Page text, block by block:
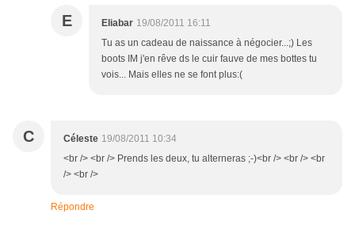
E Eliabar 19/08/2011 16:11
Tu as un cadeau de naissance à négocier...;) Les
boots IM j'en rêve ds le cuir fauve de mes bottes tu
vois... Mais elles ne se font plus:(
C Céleste 19/08/2011 10:34
<br /> <br /> Prends les deux, tu alterneras ;-)<br /> <br /> <br
/> <br />
Répondre